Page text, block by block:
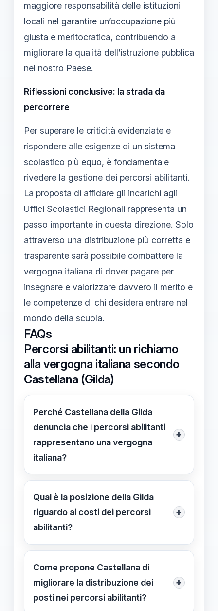
maggiore responsabilità delle istituzioni
locali nel garantire un’occupazione più
giusta e meritocratica, contribuendo a
migliorare la qualità dell’istruzione pubblica
nel nostro Paese.
Riflessioni conclusive: la strada da
percorrere
Per superare le criticità evidenziate e
rispondere alle esigenze di un sistema
scolastico più equo, è fondamentale
rivedere la gestione dei percorsi abilitanti.
La proposta di affidare gli incarichi agli
Uffici Scolastici Regionali rappresenta un
passo importante in questa direzione. Solo
attraverso una distribuzione più corretta e
trasparente sarà possibile combattere la
vergogna italiana di dover pagare per
insegnare e valorizzare davvero il merito e
le competenze di chi desidera entrare nel
mondo della scuola.
FAQs
Percorsi abilitanti: un richiamo
alla vergogna italiana secondo
Castellana (Gilda)
Perché Castellana della Gilda
denuncia che i percorsi abilitanti
rappresentano una vergogna
italiana?
+
Castellana denuncia che molti
aspiranti insegnanti sono costretti a
pagare di tasca propria per accedere
ai percorsi, evidenziando una
disparità territoriali che riflettono una
vergogna italiana nel settore scuola.
Qual è la posizione della Gilda
riguardo ai costi dei percorsi
abilitanti?
+
La Gilda chiede che i percorsi siano
gratuiti o comunque a carico delle
istituzioni regionali, per garantire
equità e accesso aperto a tutti, senza
Come propone Castellana di
migliorare la distribuzione dei
posti nei percorsi abilitanti?
+